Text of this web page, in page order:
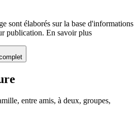
sont élaborés sur la base d'informations
publication. En savoir plus
entre amis, à deux, groupes,